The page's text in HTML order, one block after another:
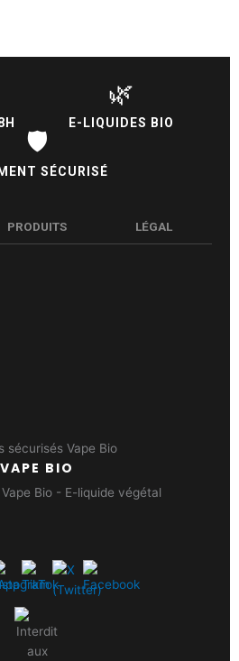
🌿
E-LIQUIDES BIO
🛡️
SÉCURISÉ
PRODUITS LÉGAL
VAPE BIO